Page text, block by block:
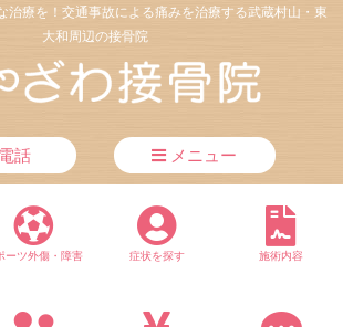
治療を！交通事故による痛みを治療する武蔵村山・東
大和周辺の接骨院
話 メニュー
ーツ外傷・障害 症状を探す 施術内容